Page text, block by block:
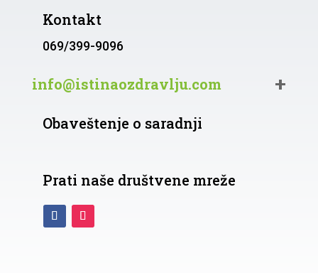
Kontakt
069/399-9096
info@istinaozdravlju.com
Obaveštenje o saradnji
Prati naše društvene mreže